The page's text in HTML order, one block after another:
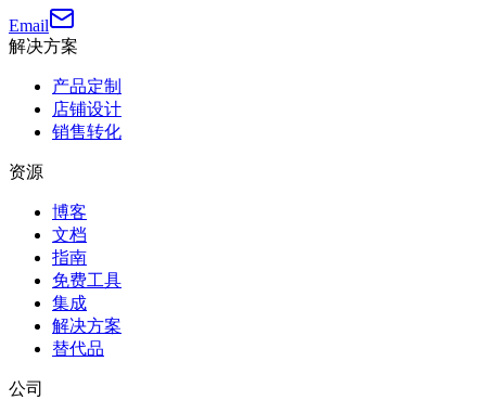
Email
解决方案
产品定制
店铺设计
销售转化
资源
博客
文档
指南
免费工具
集成
解决方案
替代品
公司